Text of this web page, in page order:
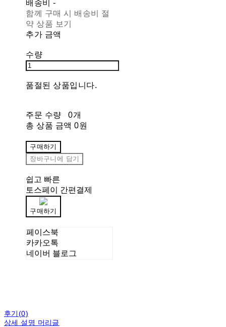
배송비-
함께 구매 시 배송비 절
약 상품 보기
추가 금액
수량
품절된 상품입니다.
주문 수량
0개
총 상품 금액 0원
구매하기
장바구니에 담기
쉽고 빠른
토스페이 간편결제
구매하기
페이스북
카카오톡
네이버 블로그
후기(0)
상세 설명 머리글